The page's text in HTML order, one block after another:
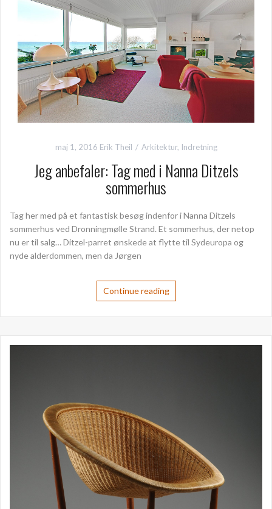
maj 1, 2016 Erik Theil Arkitektur, Indretning
Jeg anbefaler: Tag med i Nanna Ditzels
sommerhus
Tag her med på et fantastisk besøg indenfor i Nanna Ditzels
sommerhus ved Dronningmølle Strand. Et sommerhus, der netop
nu er til salg… Ditzel-parret ønskede at flytte til Sydeuropa og
nyde alderdommen, men da Jørgen
Continue reading